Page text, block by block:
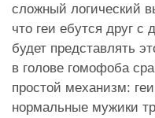
сложный логический
что геи ебутся друг
будет представлять
в голове гомофоба
простой механизм:
нормальные мужики